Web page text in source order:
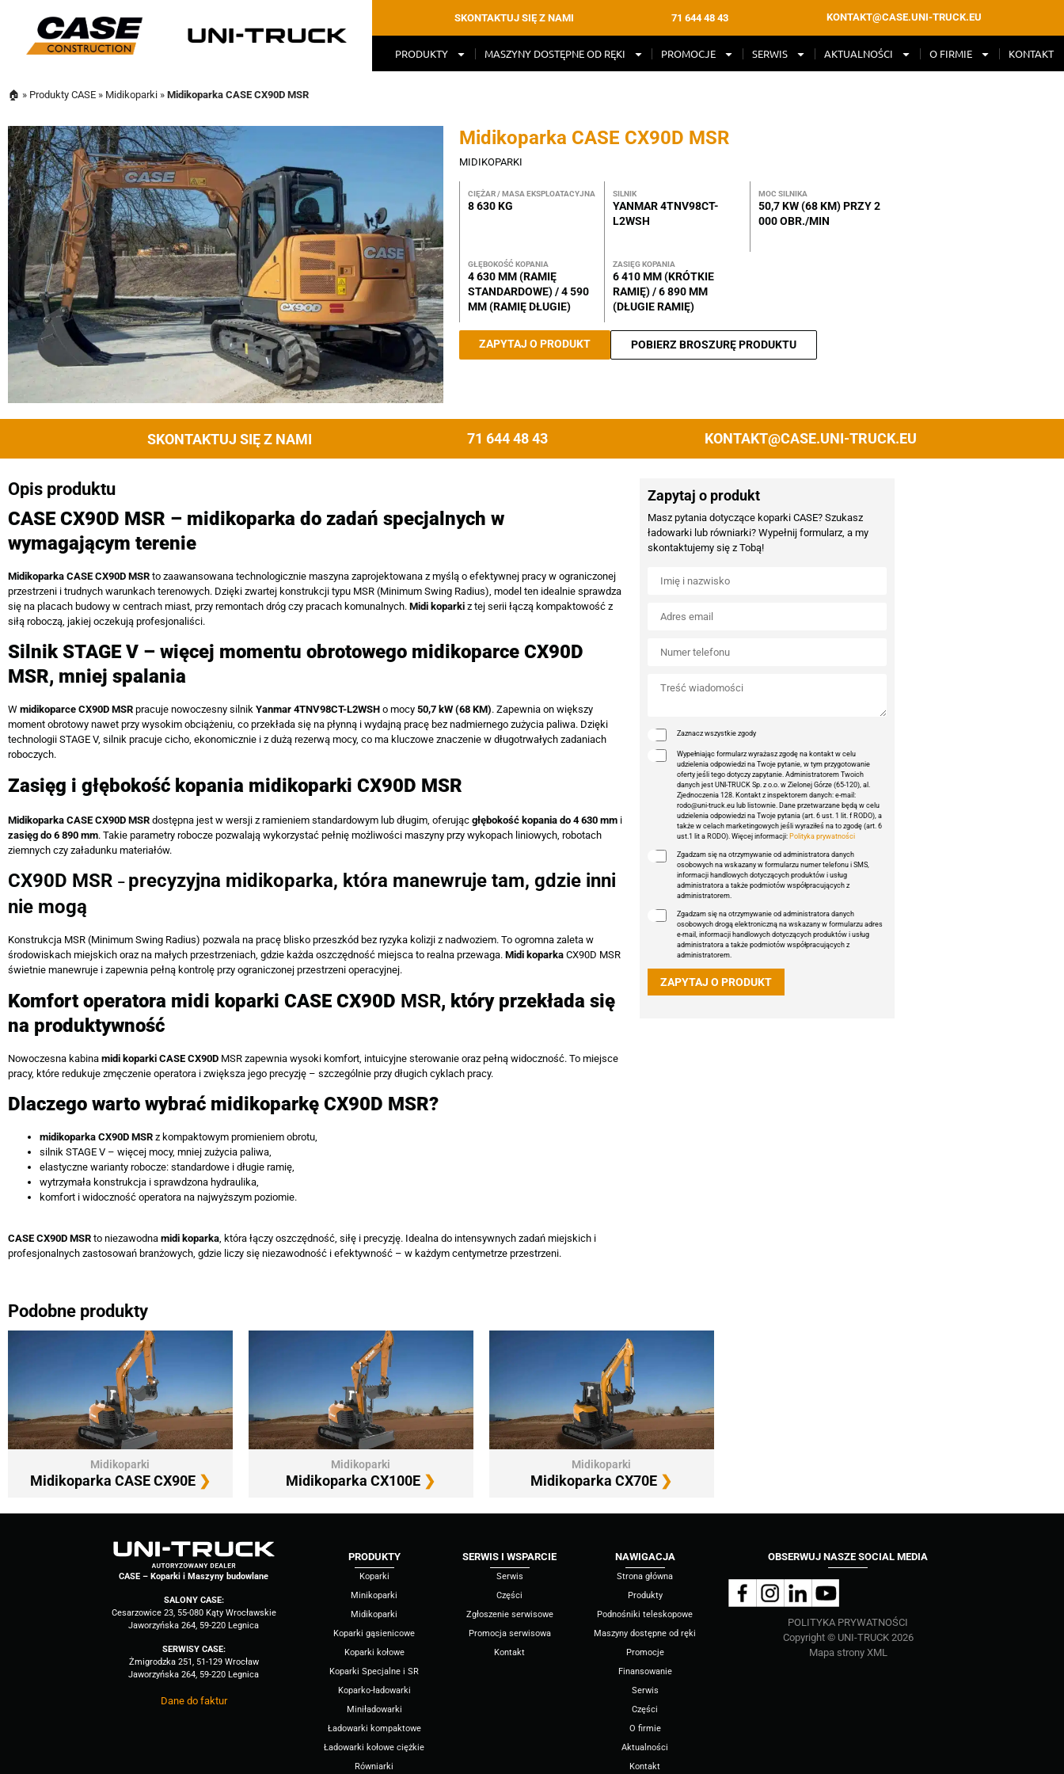
SKONTAKTUJ SIĘ Z NAMI 71 644 48 43 KONTAKT@CASE.UNI-TRUCK.EU
PRODUKTY MASZYNY DOSTĘPNE OD RĘKI PROMOCJE SERWIS AKTUALNOŚCI O FIRMIE KONTAKT
🏠 » Produkty CASE » Midikoparki » Midikoparka CASE CX90D MSR
Midikoparka CASE CX90D MSR
MIDIKOPARKI
CIĘŻAR / MASA EKSPLOATACYJNA
8 630 KG
SILNIK
YANMAR 4TNV98CT-
L2WSH
MOC SILNIKA
50,7 KW (68 KM) PRZY 2
000 OBR./MIN
GŁĘBOKOŚĆ KOPANIA
4 630 MM (RAMIĘ
STANDARDOWE) / 4 590
MM (RAMIĘ DŁUGIE)
ZASIĘG KOPANIA
6 410 MM (KRÓTKIE
RAMIĘ) / 6 890 MM
(DŁUGIE RAMIĘ)
ZAPYTAJ O PRODUKT POBIERZ BROSZURĘ PRODUKTU
SKONTAKTUJ SIĘ Z NAMI 71 644 48 43 KONTAKT@CASE.UNI-TRUCK.EU
Opis produktu
CASE CX90D MSR – midikoparka do zadań specjalnych w
wymagającym terenie
Midikoparka CASE CX90D MSR to zaawansowana technologicznie maszyna zaprojektowana z myślą o efektywnej pracy w ograniczonej
przestrzeni i trudnych warunkach terenowych. Dzięki zwartej konstrukcji typu MSR (Minimum Swing Radius), model ten idealnie sprawdza
się na placach budowy w centrach miast, przy remontach dróg czy pracach komunalnych. Midi koparki z tej serii łączą kompaktowość z
siłą roboczą, jakiej oczekują profesjonaliści.
Silnik STAGE V – więcej momentu obrotowego midikoparce CX90D
MSR, mniej spalania
W midikoparce CX90D MSR pracuje nowoczesny silnik Yanmar 4TNV98CT-L2WSH o mocy 50,7 kW (68 KM). Zapewnia on większy
moment obrotowy nawet przy wysokim obciążeniu, co przekłada się na płynną i wydajną pracę bez nadmiernego zużycia paliwa. Dzięki
technologii STAGE V, silnik pracuje cicho, ekonomicznie i z dużą rezerwą mocy, co ma kluczowe znaczenie w długotrwałych zadaniach
roboczych.
Zasięg i głębokość kopania midikoparki CX90D MSR
Midikoparka CASE CX90D MSR dostępna jest w wersji z ramieniem standardowym lub długim, oferując głębokość kopania do 4 630 mm i
zasięg do 6 890 mm. Takie parametry robocze pozwalają wykorzystać pełnię możliwości maszyny przy wykopach liniowych, robotach
ziemnych czy załadunku materiałów.
CX90D MSR – precyzyjna midikoparka, która manewruje tam, gdzie inni
nie mogą
Konstrukcja MSR (Minimum Swing Radius) pozwala na pracę blisko przeszkód bez ryzyka kolizji z nadwoziem. To ogromna zaleta w
środowiskach miejskich oraz na małych przestrzeniach, gdzie każda oszczędność miejsca to realna przewaga. Midi koparka CX90D MSR
świetnie manewruje i zapewnia pełną kontrolę przy ograniczonej przestrzeni operacyjnej.
Komfort operatora midi koparki CASE CX90D MSR, który przekłada się
na produktywność
Nowoczesna kabina midi koparki CASE CX90D MSR zapewnia wysoki komfort, intuicyjne sterowanie oraz pełną widoczność. To miejsce
pracy, które redukuje zmęczenie operatora i zwiększa jego precyzję – szczególnie przy długich cyklach pracy.
Dlaczego warto wybrać midikoparkę CX90D MSR?
midikoparka CX90D MSR z kompaktowym promieniem obrotu,
silnik STAGE V – więcej mocy, mniej zużycia paliwa,
elastyczne warianty robocze: standardowe i długie ramię,
wytrzymała konstrukcja i sprawdzona hydraulika,
komfort i widoczność operatora na najwyższym poziomie.
CASE CX90D MSR to niezawodna midi koparka, która łączy oszczędność, siłę i precyzję. Idealna do intensywnych zadań miejskich i
profesjonalnych zastosowań branżowych, gdzie liczy się niezawodność i efektywność – w każdym centymetrze przestrzeni.
Zapytaj o produkt
Masz pytania dotyczące koparki CASE? Szukasz
ładowarki lub równiarki? Wypełnij formularz, a my
skontaktujemy się z Tobą!
Zaznacz wszystkie zgody
Wypełniając formularz wyrażasz zgodę na kontakt w celu
udzielenia odpowiedzi na Twoje pytanie, w tym przygotowanie
oferty jeśli tego dotyczy zapytanie. Administratorem Twoich
danych jest UNI-TRUCK Sp. z o.o. w Zielonej Górze (65-120), al.
Zjednoczenia 128. Kontakt z inspektorem danych: e-mail:
rodo@uni-truck.eu lub listownie. Dane przetwarzane będą w celu
udzielenia odpowiedzi na Twoje pytania (art. 6 ust. 1 lit. f RODO), a
także w celach marketingowych jeśli wyraziłeś na to zgodę (art. 6
ust.1 lit a RODO). Więcej informacji: Polityka prywatności
Zgadzam się na otrzymywanie od administratora danych
osobowych na wskazany w formularzu numer telefonu i SMS,
informacji handlowych dotyczących produktów i usług
administratora a także podmiotów współpracujących z
administratorem.
Zgadzam się na otrzymywanie od administratora danych
osobowych drogą elektroniczną na wskazany w formularzu adres
e-mail, informacji handlowych dotyczących produktów i usług
administratora a także podmiotów współpracujących z
administratorem.
ZAPYTAJ O PRODUKT
Podobne produkty
Midikoparki
Midikoparka CASE CX90E❯
Midikoparki
Midikoparka CX100E ❯
Midikoparki
Midikoparka CX70E ❯
CASE – Koparki i Maszyny budowlane
SALONY CASE:
Cesarzowice 23, 55-080 Kąty Wrocławskie
Jaworzyńska 264, 59-220 Legnica
SERWISY CASE:
Żmigrodzka 251, 51-129 Wrocław
Jaworzyńska 264, 59-220 Legnica
Dane do faktur
PRODUKTY
Koparki
Minikoparki
Midikoparki
Koparki gąsienicowe
Koparki kołowe
Koparki Specjalne i SR
Koparko-ładowarki
Miniładowarki
Ładowarki kompaktowe
Ładowarki kołowe ciężkie
Równiarki
SERWIS I WSPARCIE
Serwis
Części
Zgłoszenie serwisowe
Promocja serwisowa
Kontakt
NAWIGACJA
Strona główna
Produkty
Podnośniki teleskopowe
Maszyny dostępne od ręki
Promocje
Finansowanie
Serwis
Części
O firmie
Aktualności
Kontakt
OBSERWUJ NASZE SOCIAL MEDIA
POLITYKA PRYWATNOŚCI
Copyright © UNI-TRUCK 2026
Mapa strony XML